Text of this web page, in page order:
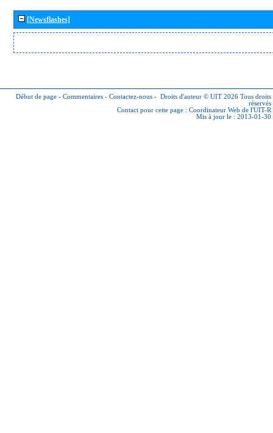
[Newsflashes]
Début de page - Commentaires - Contactez-nous - Droits d'auteur © UIT 2026 Tous droits
réservés
Contact pour cette page : Coordinateur Web de l'UIT-R
Mis à jour le : 2013-01-30